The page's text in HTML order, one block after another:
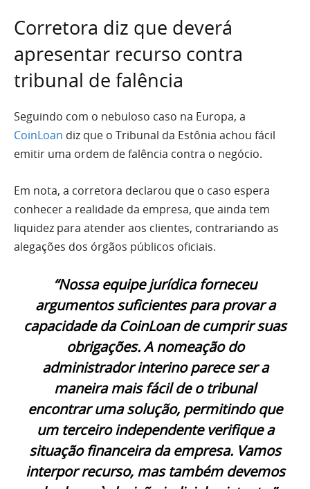
Corretora diz que deverá
apresentar recurso contra
tribunal de falência
Seguindo com o nebuloso caso na Europa, a
CoinLoan diz que o Tribunal da Estônia achou fácil
emitir uma ordem de falência contra o negócio.
Em nota, a corretora declarou que o caso espera
conhecer a realidade da empresa, que ainda tem
liquidez para atender aos clientes, contrariando as
alegações dos órgãos públicos oficiais.
“Nossa equipe jurídica forneceu
argumentos suficientes para provar a
capacidade da CoinLoan de cumprir suas
obrigações. A nomeação do
administrador interino parece ser a
maneira mais fácil de o tribunal
encontrar uma solução, permitindo que
um terceiro independente verifique a
situação financeira da empresa. Vamos
interpor recurso, mas também devemos